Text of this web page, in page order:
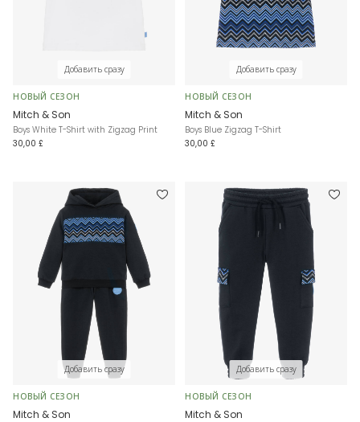
Добавить сразу
НОВЫЙ СЕЗОН
Mitch & Son
Boys White T-Shirt with Zigzag Print
30,00 £
Добавить сразу
НОВЫЙ СЕЗОН
Mitch & Son
Boys Blue Zigzag T-Shirt
30,00 £
Добавить сразу
НОВЫЙ СЕЗОН
Mitch & Son
Добавить сразу
НОВЫЙ СЕЗОН
Mitch & Son